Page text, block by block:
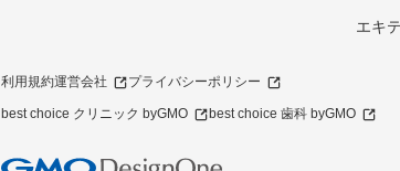
エキ
利用規約運営会社 プライバシーポリシー
best choice クリニック byGMO best choice 歯科 byGMO